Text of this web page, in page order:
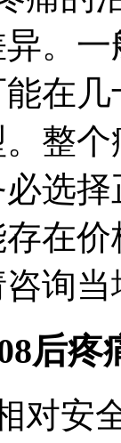
。
在
整
选
在
询
后疼
对安